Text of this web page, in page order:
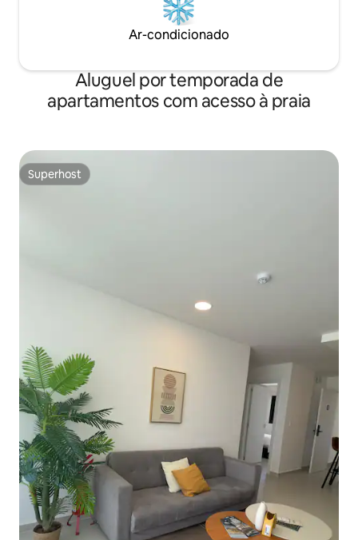
Ar-condicionado
Aluguel por temporada de
apartamentos com acesso à praia
Superhost
Superhost